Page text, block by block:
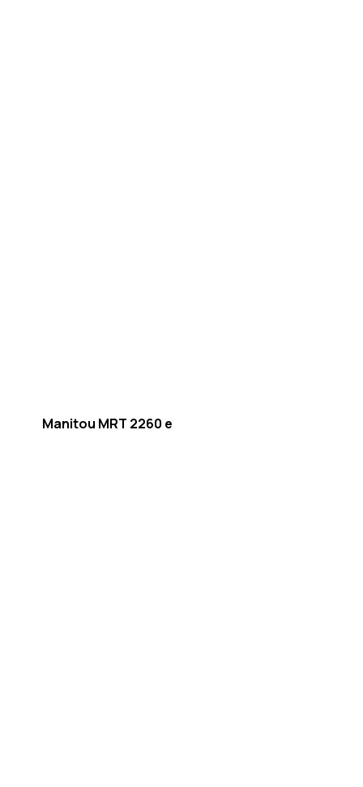
Manitou MRT 2260 e